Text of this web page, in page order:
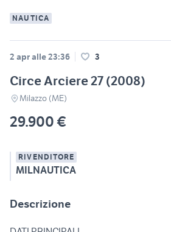
NAUTICA
2 apr alle 23:36 3
Circe Arciere 27 (2008)
Milazzo (ME)
29.900 €
RIVENDITORE
MILNAUTICA
Descrizione